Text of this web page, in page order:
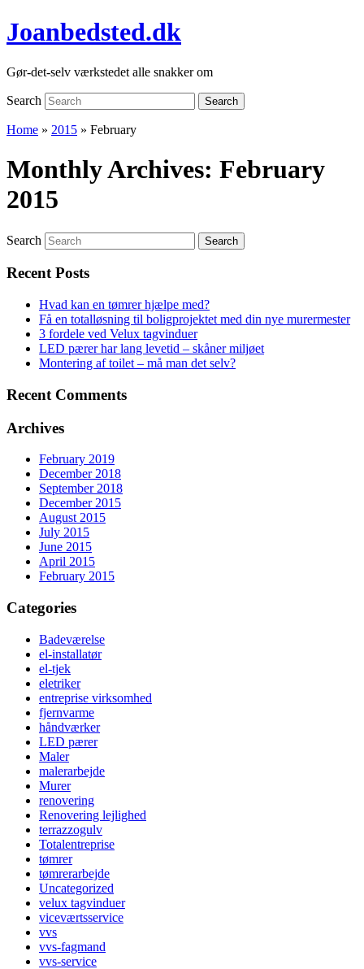
Joanbedsted.dk
Gør-det-selv værkstedet alle snakker om
Search Search
Home » 2015 » February
Monthly Archives: February
2015
Search Search
Recent Posts
Hvad kan en tømrer hjælpe med?
Få en totalløsning til boligprojektet med din nye murermester
3 fordele ved Velux tagvinduer
LED pærer har lang levetid – skåner miljøet
Montering af toilet – må man det selv?
Recent Comments
Archives
February 2019
December 2018
September 2018
December 2015
August 2015
July 2015
June 2015
April 2015
February 2015
Categories
Badeværelse
el-installatør
el-tjek
eletriker
entreprise virksomhed
fjernvarme
håndværker
LED pærer
Maler
malerarbejde
Murer
renovering
Renovering lejlighed
terrazzogulv
Totalentreprise
tømrer
tømrerarbejde
Uncategorized
velux tagvinduer
viceværtsservice
vvs
vvs-fagmand
vvs-service